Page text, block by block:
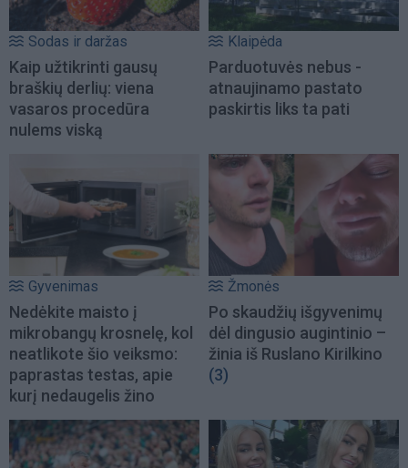
Sodas ir daržas
Kaip užtikrinti gausų
braškių derlių: viena
vasaros procedūra
nulems viską
Klaipėda
Parduotuvės nebus -
atnaujinamo pastato
paskirtis liks ta pati
Gyvenimas
Nedėkite maisto į
mikrobangų krosnelę, kol
neatlikote šio veiksmo:
paprastas testas, apie
kurį nedaugelis žino
Žmonės
Po skaudžių išgyvenimų
dėl dingusio augintinio –
žinia iš Ruslano Kirilkino
(3)